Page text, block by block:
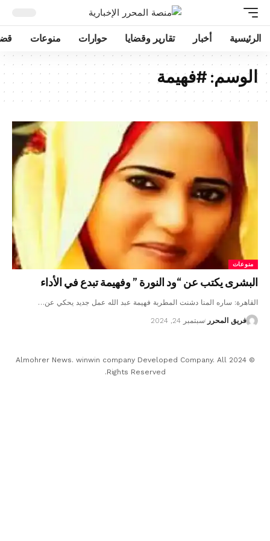
الرئيسية أخبار تقارير وقضايا حوارات منوعات
الوسم: #فهيمة
منوعات
البشرى يكتب عن “ود النورة ” وفهيمة تبدع في الأداء
القاهرة: ساره المنا دشنت المطربة فهيمة عبد الله عمل جديد يحكي عن…
فريق المحرر سبتمبر 24, 2024
© 2024 Almohrer News. winwin company Developed Company. All
Rights Reserved.